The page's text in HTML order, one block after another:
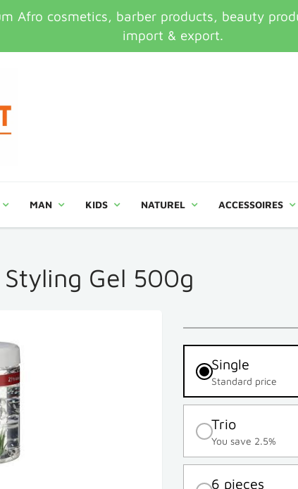
Afro cosmetics, barber products, beauty
import & export.
MAN KIDS NATUREL ACCESSOIRES
Gel 500g
Single
Standard price
Trio
You save 2.5%
6 pieces